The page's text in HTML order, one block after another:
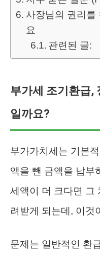
사장님의 권리를
요
관련된 글:
부가세 조기환급,
일까요?
부가가치세는 기본
액을 뺀 금액을 납부
세액이 더 크다면 그
려받게 되는데, 이것
문제는 일반적인 환